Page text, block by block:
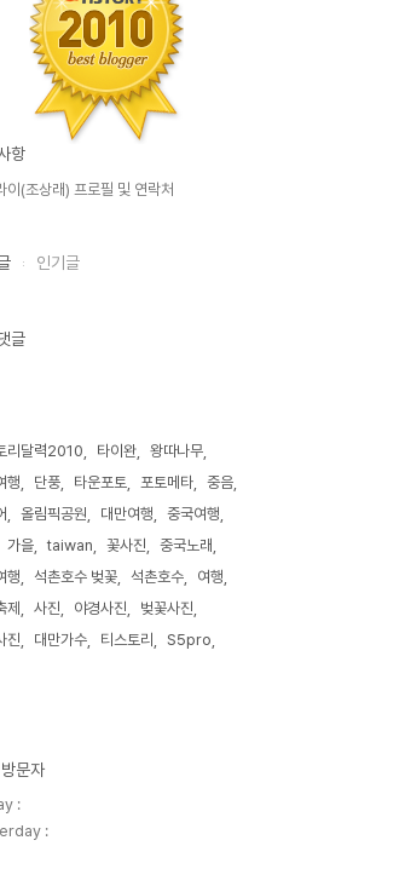
항
이(조상래) 프로필 및 연락처
인기글
글
리달력2010 타이완
왕따나무
행
단풍 타운포토 포토메타
중음
올림픽공원 대만여행
중국여행
가을 taiwan 꽃사진
중국노래
행
석촌호수 벚꽃 석촌호수
여행
제
사진 야경사진
벚꽃사진
진
대만가수 티스토리
S5pro
문자
:
: